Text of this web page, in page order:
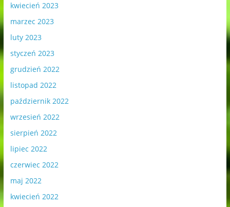
kwiecień 2023
marzec 2023
luty 2023
styczeń 2023
grudzień 2022
listopad 2022
październik 2022
wrzesień 2022
sierpień 2022
lipiec 2022
czerwiec 2022
maj 2022
kwiecień 2022